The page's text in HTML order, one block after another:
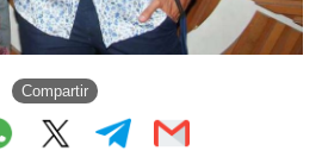
Compartir